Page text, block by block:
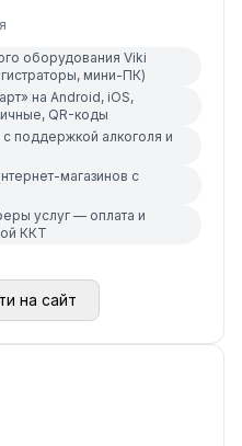
оборудования Viki
мини-ПК)
на Android, iOS,
QR-коды
поддержкой алкоголя и
магазинов с
услуг — оплата и
ККТ
на сайт